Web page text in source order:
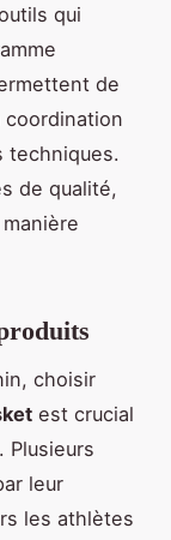
qui
de
techniques.
de qualité,
choisir
est crucial
Plusieurs
leur
les athlètes